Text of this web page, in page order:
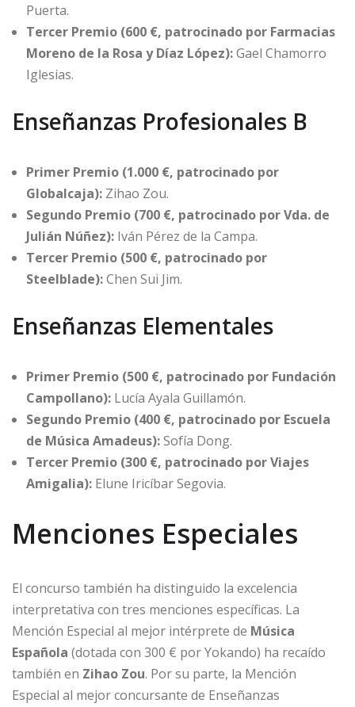
Puerta.
Tercer Premio (600 €, patrocinado por Farmacias
Moreno de la Rosa y Díaz López):Gael Chamorro
Iglesias.
Enseñanzas Profesionales B
Primer Premio (1.000 €, patrocinado por
Globalcaja): Zihao Zou.
Segundo Premio (700 €, patrocinado por Vda. de
Julián Núñez): Iván Pérez de la Campa.
Tercer Premio (500 €, patrocinado por
Steelblade):Chen Sui Jim.
Enseñanzas Elementales
Primer Premio (500 €, patrocinado por Fundación
Campollano): Lucía Ayala Guillamón.
Segundo Premio (400 €, patrocinado por Escuela
de Música Amadeus):Sofía Dong.
Tercer Premio (300 €, patrocinado por Viajes
Amigalia): Elune Iricíbar Segovia.
Menciones Especiales
El concurso también ha distinguido la excelencia
interpretativa con tres menciones específicas. La
Mención Especial al mejor intérprete de Música
Española (dotada con 300 € por Yokando) ha recaído
también en Zihao Zou. Por su parte, la Mención
Especial al mejor concursante de Enseñanzas